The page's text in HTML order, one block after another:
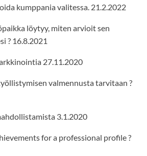
kumppania valitessa. 21.2.2022
löytyy, miten arvioit sen
? 16.8.2021
27.11.2020
valmennusta tarvitaan ?
3.1.2020
for a professional profile ?